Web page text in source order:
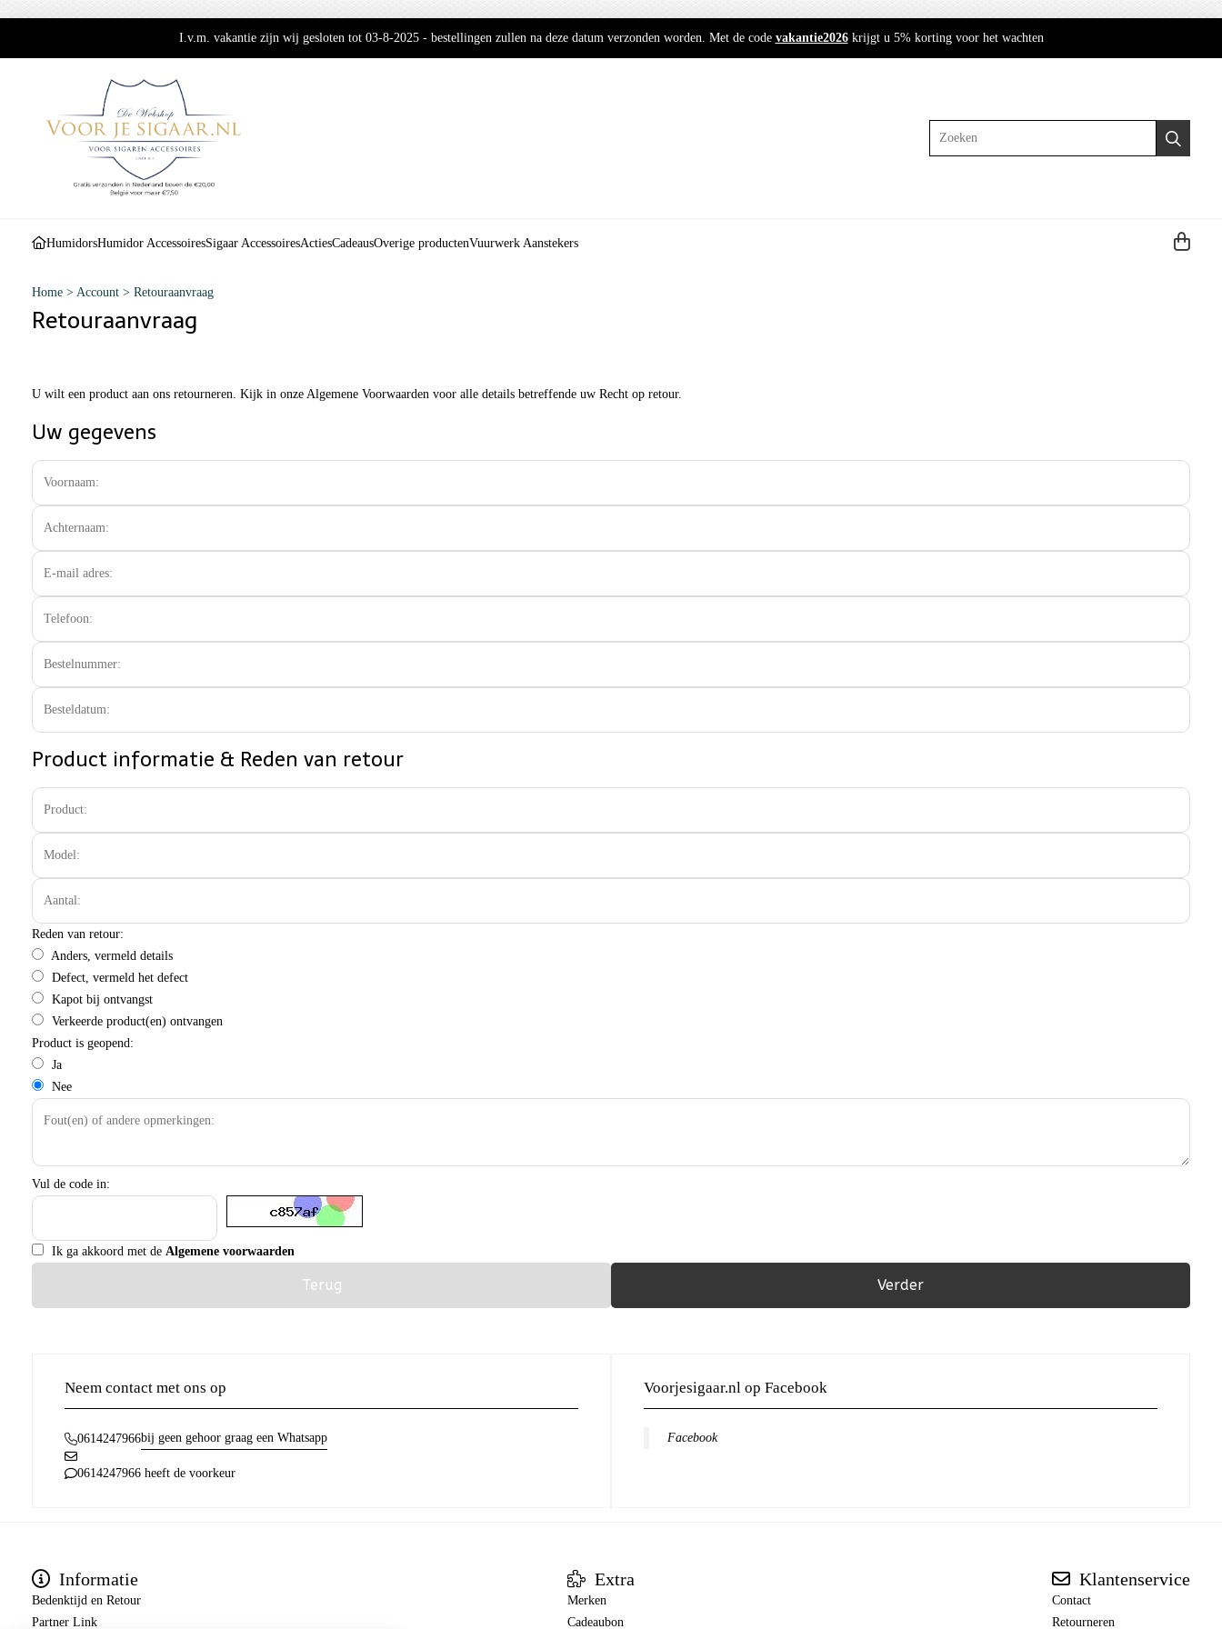
I.v.m. vakantie zijn wij gesloten tot 03-8-2025 - bestellingen zullen na deze datum verzonden worden. Met de code vakantie2026krijgt u 5% korting voor het wachten
Zoeken
HumidorsHumidor AccessoiresSigaar AccessoiresActiesCadeausOverige productenVuurwerk Aanstekers
Home > Account > Retouraanvraag
Retouraanvraag
U wilt een product aan ons retourneren. Kijk in onze Algemene Voorwaarden voor alle details betreffende uw Recht op retour.
Uw gegevens
Product informatie & Reden van retour
Reden van retour:
Anders, vermeld details
Defect, vermeld het defect
Kapot bij ontvangst
Verkeerde product(en) ontvangen
Product is geopend:
Ja
Nee
Vul de code in:
Ik ga akkoord met de Algemene voorwaarden
Terug Verder
Neem contact met ons op
0614247966bij geen gehoor graag een Whatsapp
0614247966 heeft de voorkeur
Voorjesigaar.nl op Facebook
Facebook
Informatie
Bedenktijd en Retour
Partner Link
Extra
Merken
Cadeaubon
Klantenservice
Contact
Retourneren